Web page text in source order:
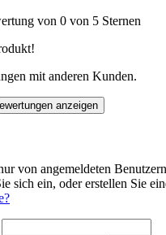
von 0 von 5 Sternen
mit anderen Kunden.
anzeigen
von angemeldeten
sich ein, oder erstellen Sie